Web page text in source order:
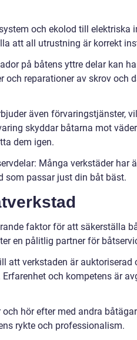
och ekolod till elektriska
att all utrustning är korrekt
på båtens yttre delar kan
och reparationer av skrov och
även förvaringstjänster,
skyddar båtarna mot
dem igen.
Många verkstäder har
som passar just din båt bäst.
faktor för att säkerställa
en pålitlig partner för
att verkstaden är auktoriserad
och kompetens är
hör efter med andra
rykte och professionalism.